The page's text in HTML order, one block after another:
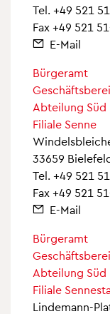
Tel. +49 521
Fax +49 521
E-Mail
Bürgeramt
Abteilung Süd
Filiale Senne
33659
Tel. +49 521
Fax +49 521
E-Mail
Bürgeramt
Abteilung Süd
Filiale
Lindemann-